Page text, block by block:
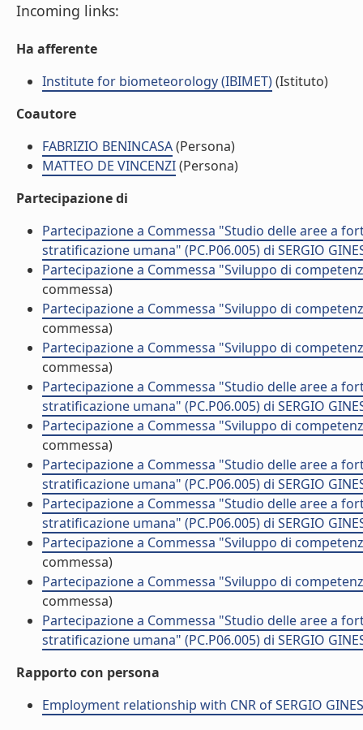
Incoming links:
Ha afferente
Institute for biometeorology (IBIMET)(Istituto)
Coautore
FABRIZIO BENINCASA(Persona)
MATTEO DE VINCENZI(Persona)
Partecipazione di
Partecipazione a Commessa "Studio delle aree a
stratificazione umana" (PC.P06.005) di SERGIO
Partecipazione a Commessa "Sviluppo di
commessa)
Partecipazione a Commessa "Sviluppo di
commessa)
Partecipazione a Commessa "Sviluppo di
commessa)
Partecipazione a Commessa "Studio delle aree a
stratificazione umana" (PC.P06.005) di SERGIO
Partecipazione a Commessa "Sviluppo di
commessa)
Partecipazione a Commessa "Studio delle aree a
stratificazione umana" (PC.P06.005) di SERGIO
Partecipazione a Commessa "Studio delle aree a
stratificazione umana" (PC.P06.005) di SERGIO
Partecipazione a Commessa "Sviluppo di
commessa)
Partecipazione a Commessa "Sviluppo di
commessa)
Partecipazione a Commessa "Studio delle aree a
stratificazione umana" (PC.P06.005) di SERGIO
Rapporto con persona
Employment relationship with CNR of SERGIO